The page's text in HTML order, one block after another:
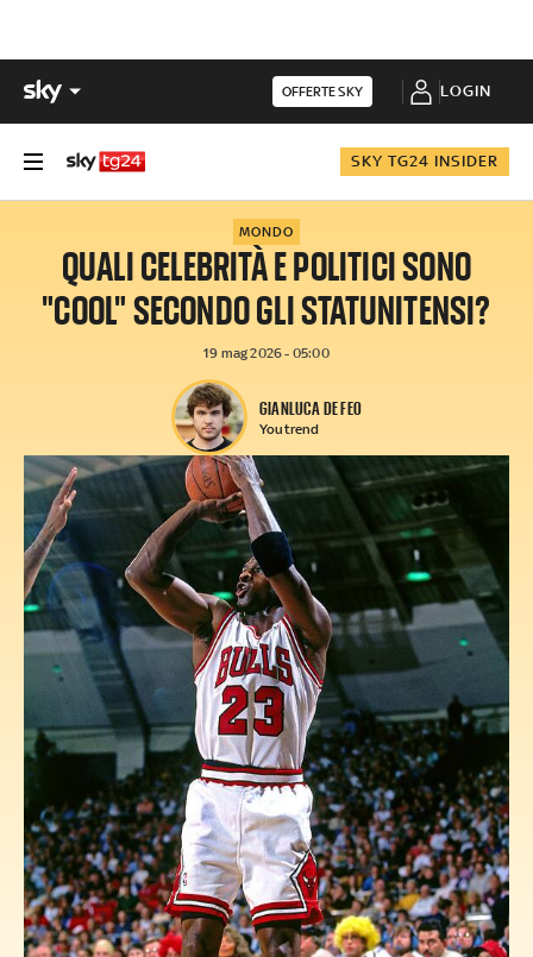
OFFERTE SKY LOGIN
SKY TG24 INSIDER
MONDO
QUALI CELEBRITÀ E POLITICI SONO
"COOL" SECONDO GLI STATUNITENSI?
19 mag 2026 - 05:00
GIANLUCA DE FEO
Youtrend